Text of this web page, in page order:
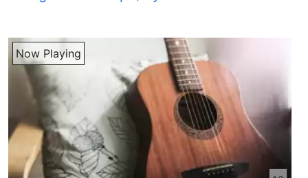
موسیقی راز و نیاز از نشارات رادیو صدای زندگی
سلامتی خداوند ایسای مسیح کسی که ما را نجات داد بر
تمامی شما در هر جایی که استین باشه چه خدای
عظیمی داریم که او ما را ایقدر زیاد دوست داره ایقدر
زیاد دوست داره که بخاطر از ای دوستی خود او به
صورت انسان در میان ما آمد از ای که در دوستی بیشتر
و بهتر چه باشه که خداوند بری ما انسان ها عملن نشان
داده یکی از التهایی که ما کلام مقدس خدا را بخش می
کنیم و همچنین تشویق می کنیم که دیگر وطندارای عزیز
Now Playing